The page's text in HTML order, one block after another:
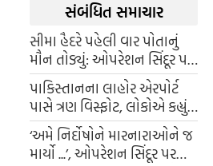
સંબંધિત સમાચાર
સીમા હૈદરે પહેલી વાર પોતાનું
મૌન તોડ્યું: ઓપરેશન સિંદૂર પર
વાત કરી
પાકિસ્તાનના લાહોર એરપોર્ટ
પાસે ત્રણ વિસ્ફોટ, લોકોએ કહ્યું-
'તે મિસાઇલ હુમલો હતો'
‘અમે નિર્દોષોને મારનારાઓને જ
માર્યો ...’, ઓપરેશન સિંદૂર પર